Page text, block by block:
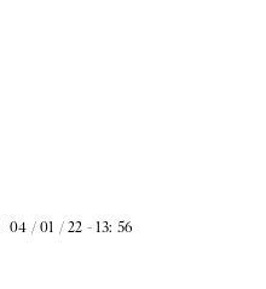
04 / 01 / 22 - 13: 56